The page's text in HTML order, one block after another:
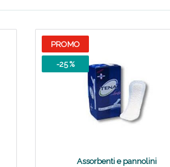
PROMO
-25 %
Assorbenti e pannolini